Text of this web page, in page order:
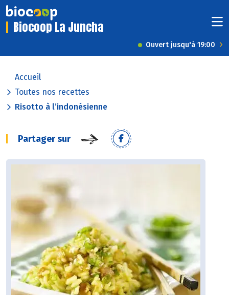
Biocoop La Juncha
Ouvert jusqu'à 19:00
Accueil
Toutes nos recettes
Risotto à l’indonésienne
Partager sur